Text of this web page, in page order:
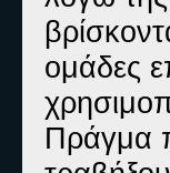
ομάδες
Πράγμα